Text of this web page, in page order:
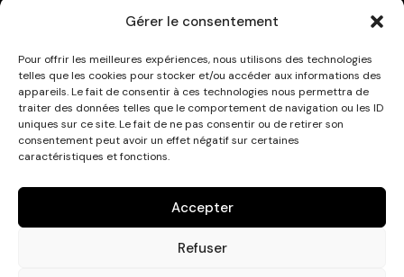
Gérer le consentement
Pour offrir les meilleures expériences, nous utilisons des technologies
telles que les cookies pour stocker et/ou accéder aux informations des
appareils. Le fait de consentir à ces technologies nous permettra de
traiter des données telles que le comportement de navigation ou les ID
uniques sur ce site. Le fait de ne pas consentir ou de retirer son
consentement peut avoir un effet négatif sur certaines
caractéristiques et fonctions.
Accepter
Refuser
cinema.penmarch@orange.fr
Suivez-nous
Abonnez-vous à la newsletter !